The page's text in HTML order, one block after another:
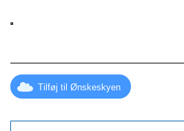
PREMIER EQUINE
PREMIER EQUINE
HAPPY
Tilføj til Ønskeskyen